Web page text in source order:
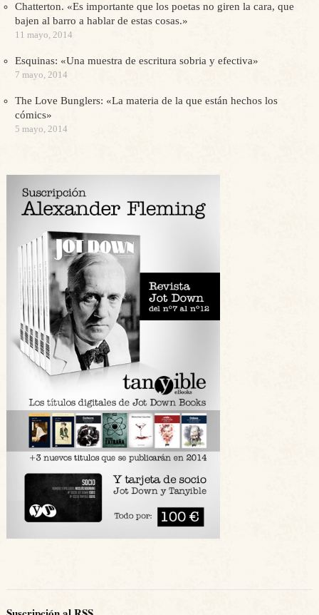
Chatterton. «Es importante que los poetas no giren la cara, que
bajen al barro a hablar de estas cosas.»
11 mayo, 2014
Esquinas: «Una muestra de escritura sobria y efectiva»
7 mayo, 2014
The Love Bunglers: «La materia de la que están hechos los
cómics»
5 mayo, 2014